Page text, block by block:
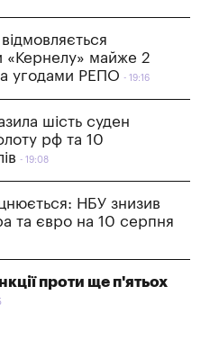
«Кернелу» майже 2
угодами РЕПО
19:16
шість суден
рф та 10
19:08
НБУ знизив
та євро на 10 серпня
проти ще п'ятьох